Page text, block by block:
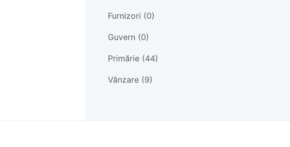
Furnizori (0)
Guvern (0)
Primărie (44)
Vânzare (9)